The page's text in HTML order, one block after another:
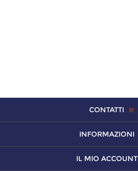
CONTATTI
INFORMAZIONI
IL MIO ACCOUNT